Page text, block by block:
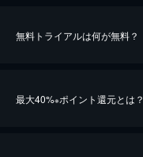
無料トライアルは何が無料？
最大40%※ポイント還元とは？